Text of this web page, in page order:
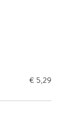
€ 5,29